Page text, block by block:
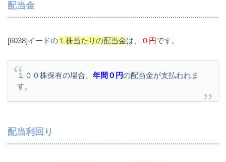
配当金
[6038]イードの １株当たりの配当金は、 ０円です。
１００株保有の場合、 年間０円の配当金が支払われま
す。
配当利回り